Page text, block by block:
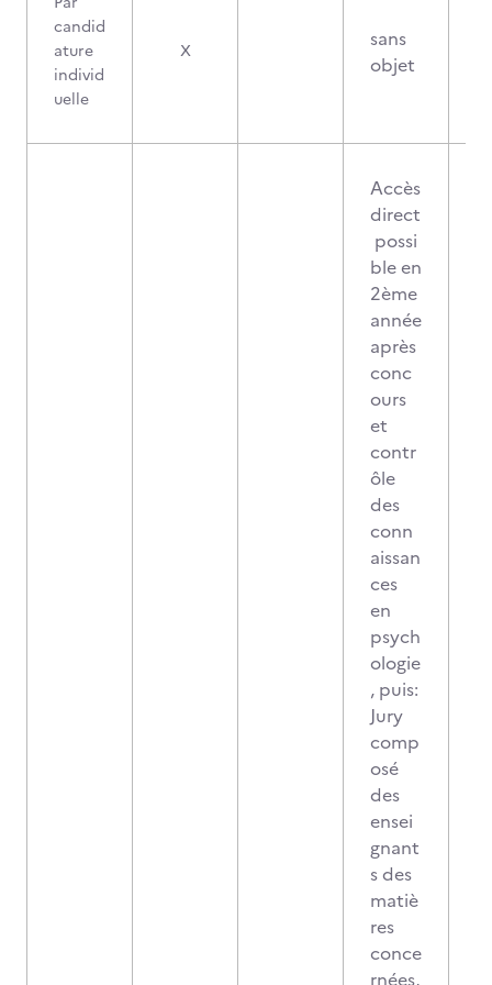
candid
ature
individ
uelle
X
sans
objet
Accès
direct
possi
ble en
2ème
année
après
conc
ours
et
contr
ôle
des
conn
aissan
ces
en
psych
ologie
, puis:
Jury
comp
osé
des
ensei
gnant
s des
matiè
res
conce
rnées,